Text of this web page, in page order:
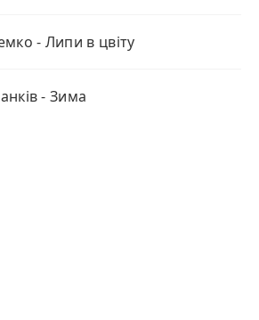
- Липи в цвіту
- Зима